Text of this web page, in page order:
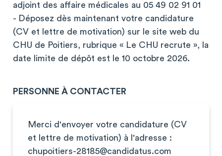
adjoint des affaire médicales au 05 49 02 91 01
- Déposez dès maintenant votre candidature
(CV et lettre de motivation) sur le site web du
CHU de Poitiers, rubrique « Le CHU recrute », la
date limite de dépôt est le 10 octobre 2026.
PERSONNE À CONTACTER
Merci d'envoyer votre candidature (CV
et lettre de motivation) à l'adresse :
chupoitiers-28185@candidatus.com